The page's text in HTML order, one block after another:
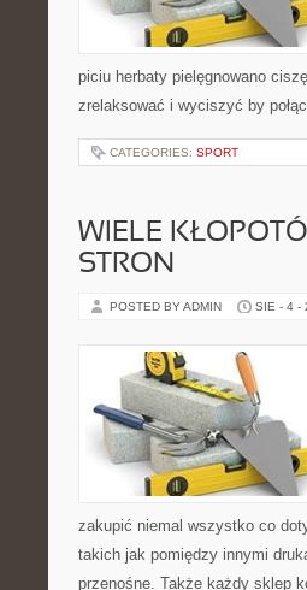
piciu herbaty pielęgnowano
zrelaksować i wyciszyć by
CATEGORIES: SPORT
WIELE
STRON
POSTED BY ADMIN SIE - 4 -
zakupić niemal wszystko co
takich jak pomiędzy innymi
przenośne. Także każdy sklep